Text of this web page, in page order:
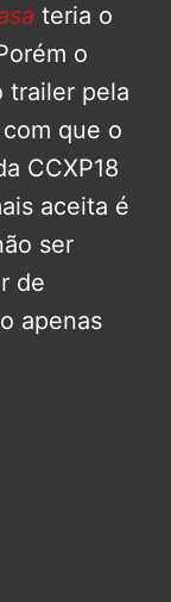
teria o
o
trailer pela
que o
CCXP18
aceita é
ser
de
apenas